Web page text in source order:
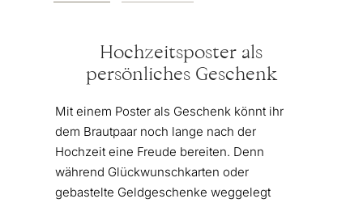
Hochzeitsposter als
persönliches Geschenk
Mit einem Poster als Geschenk könnt ihr
dem Brautpaar noch lange nach der
Hochzeit eine Freude bereiten. Denn
während Glückwunschkarten oder
gebastelte Geldgeschenke weggelegt